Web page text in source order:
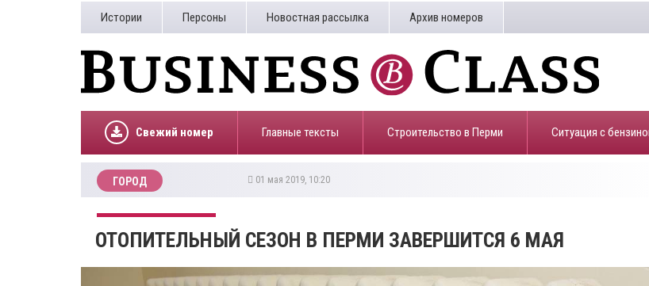
Истории Персоны Новостная рассылка Архив номеров
Свежий номер Главные тексты Строительство в Перми ​Ситуация с
ГОРОД 01 мая 2019, 10:20
ОТОПИТЕЛЬНЫЙ СЕЗОН В ПЕРМИ ЗАВЕРШИТСЯ 6 МАЯ